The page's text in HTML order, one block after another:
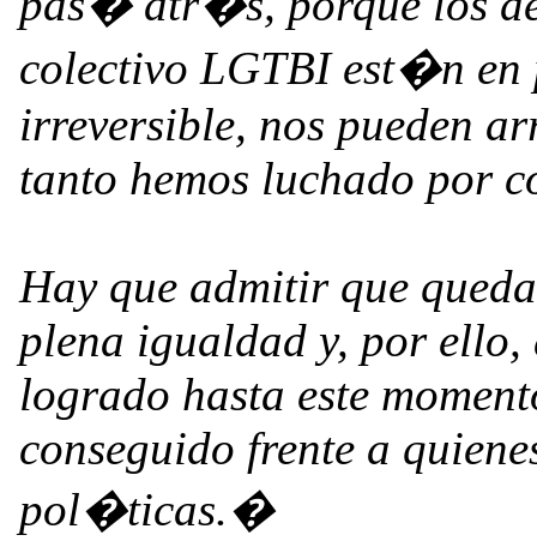
colectivo LGTBI est�n en
irreversible, nos pueden
tanto hemos luchado por
Hay que admitir que
plena igualdad y, por
logrado hasta este
conseguido frente a
pol�ticas.�